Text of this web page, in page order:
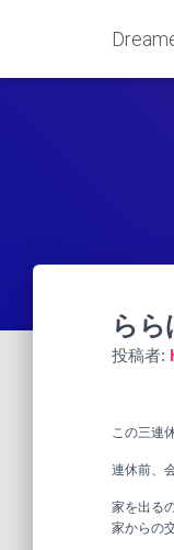
らら
投稿者:
この三連
連休前、
家を出る
家からの